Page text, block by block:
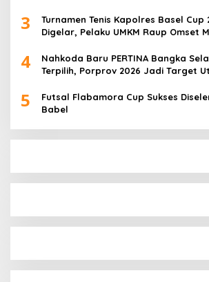
3
Turnamen Tenis Kapolres Basel Cup
Digelar, Pelaku UMKM Raup Omset
4
Nahkoda Baru PERTINA Bangka
Terpilih, Porprov 2026 Jadi Target
5
Futsal Flabamora Cup Sukses
Babel